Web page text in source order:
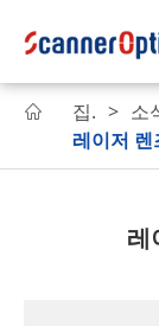
 집. 소
레이저
레